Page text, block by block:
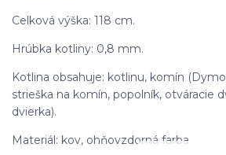
Celková výška: 118 cm.
Hrúbka kotliny: 0,8 mm.
Kotlina obsahuje: kotlinu, komín
strieška na komín, popolník, otváracie
dvierka).
Materiál: kov, ohňovzdorná farba.